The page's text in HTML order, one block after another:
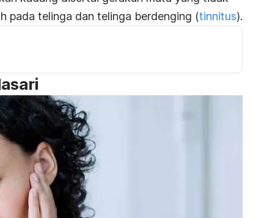
pada telinga dan telinga berdenging (tinnitus).